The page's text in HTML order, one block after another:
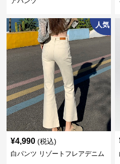
人気
¥4,990 (税込)
白パンツ リゾートフレアデニム